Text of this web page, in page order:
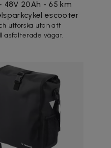
48V 20Ah - 65 km
escooter
utforska utan att
asfalterade vägar.